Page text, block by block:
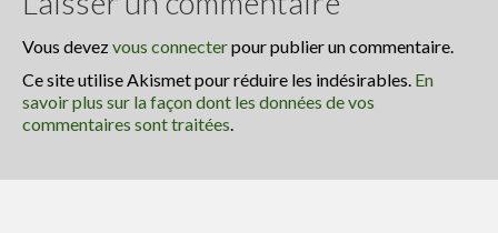
Vous devezvous connecterpour publier un commentaire.
Ce site utilise Akismet pour réduire les indésirables. En
savoir plus sur la façon dont les données de vos
commentaires sont traitées.